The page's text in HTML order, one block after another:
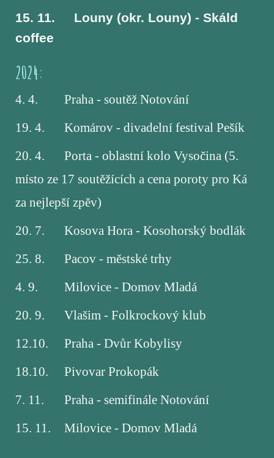
15. 11.
Louny (okr. Louny) - Skáld
coffee
2024:
4. 4.
Praha - soutěž Notování
19. 4.
Komárov - divadelní festival Pešík
20. 4.
Porta - oblastní kolo Vysočina (5.
místo ze 17 soutěžících a cena poroty pro Ká
za nejlepší zpěv)
20. 7.
Kosova Hora - Kosohorský bodlák
25. 8.
Pacov - městské trhy
4. 9.
Milovice - Domov Mladá
20. 9.
Vlašim - Folkrockový klub
12.10.
Praha - Dvůr Kobylisy
18.10.
Pivovar Prokopák
7. 11.
Praha - semifinále Notování
15. 11.
Milovice - Domov Mladá